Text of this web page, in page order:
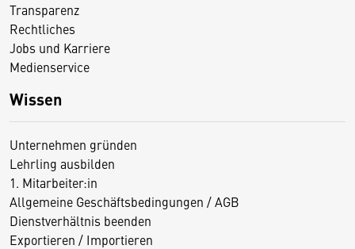
Transparenz
Rechtliches
Jobs und Karriere
Medienservice
Wissen
Unternehmen gründen
Lehrling ausbilden
1. Mitarbeiter:in
Allgemeine Geschäftsbedingungen / AGB
Dienstverhältnis beenden
Exportieren / Importieren